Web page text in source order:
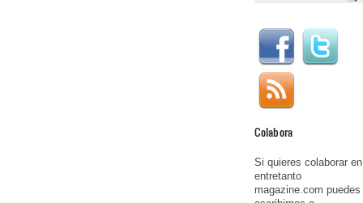
Colabora
Si quieres colaborar en
entretanto
magazine.com puedes